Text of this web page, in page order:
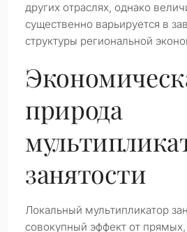
других отраслях, однако
существенно варьируется в
структуры региональной
природа
занятости
Локальный мультипликатор
совокупный эффект от